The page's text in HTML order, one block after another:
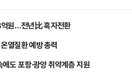
원…전년比 흑자전환
열질환 예방 총력
도 포항·광양 취약계층 지원